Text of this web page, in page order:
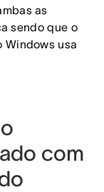
as
sendo que o
Windows usa
com